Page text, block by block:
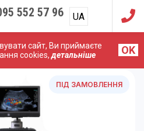
сайт, Ви приймаєте
cookies,детальніше OK
552 57 96 UA
RU
(Acuson)/Siemens
ПІД ЗАМОВЛЕННЯ